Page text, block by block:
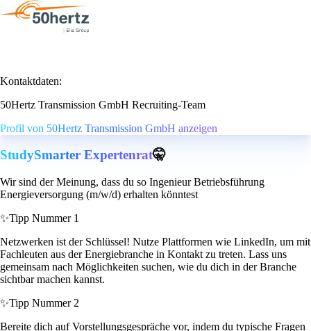
Kontaktdaten:
50Hertz Transmission GmbH Recruiting-Team
Profil von 50Hertz Transmission GmbH anzeigen
StudySmarter Expertenrat🤫
Wir sind der Meinung, dass du so Ingenieur Betriebsführung
Energieversorgung (m/w/d) erhalten könntest
✨Tipp Nummer 1
Netzwerken ist der Schlüssel! Nutze Plattformen wie LinkedIn, um mit
Fachleuten aus der Energiebranche in Kontakt zu treten. Lass uns
gemeinsam nach Möglichkeiten suchen, wie du dich in der Branche
sichtbar machen kannst.
✨Tipp Nummer 2
Bereite dich auf Vorstellungsgespräche vor, indem du typische Fragen